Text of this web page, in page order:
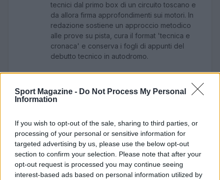
Sport Magazine - Do Not Process My Personal
Information
If you wish to opt-out of the sale, sharing to third parties, or
processing of your personal or sensitive information for
targeted advertising by us, please use the below opt-out
section to confirm your selection. Please note that after your
opt-out request is processed you may continue seeing
interest-based ads based on personal information utilized by
tecnici dal primo box di un circuito toscano e
da allora firma approfondimenti sui motori. In
redazione sostiene un approccio metodico
alle prove su pista, cura il format 'tecnica e
cronaca' e conserva i fogli di appunti del
debutto tecnico in autodromo.